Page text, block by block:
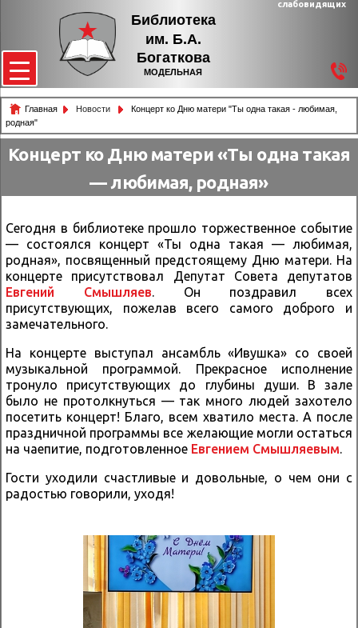
Библиотека
им. Б.А.
Богаткова
МОДЕЛЬНАЯ
слабовидящих
Главная Новости
Концерт ко Дню матери "Ты одна такая - любимая,
родная"
Концерт ко Дню матери «Ты одна такая
— любимая, родная»
Сегодня в библиотеке прошло торжественное событие
— состоялся концерт «Ты одна такая — любимая,
родная», посвященный предстоящему Дню матери. На
концерте присутствовал Депутат Совета депутатов
Евгений Смышляев. Он поздравил всех
присутствующих, пожелав всего самого доброго и
замечательного.
На концерте выступал ансамбль «Ивушка» со своей
музыкальной программой. Прекрасное исполнение
тронуло присутствующих до глубины души. В зале
было не протолкнуться — так много людей захотело
посетить концерт! Благо, всем хватило места. А после
праздничной программы все желающие могли остаться
на чаепитие, подготовленное Евгением Смышляевым.
Гости уходили счастливые и довольные, о чем они с
радостью говорили, уходя!